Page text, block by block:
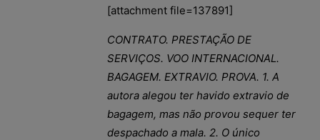
[attachment file=137891]
CONTRATO. PRESTAÇÃO DE
SERVIÇOS. VOO INTERNACIONAL.
BAGAGEM. EXTRAVIO. PROVA. 1. A
autora alegou ter havido extravio de
bagagem, mas não provou sequer ter
despachado a mala. 2. O único